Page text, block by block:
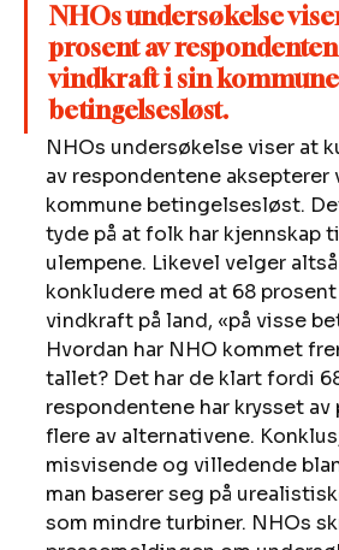
NHOs undersøkelse
prosent av
vindkraft i sin kommune
betingelsesløst.
NHOs undersøkelse viser at
av respondentene aksepterer
kommune betingelsesløst.
tyde på at folk har kjennskap
ulempene. Likevel velger
konkludere med at 68
vindkraft på land, «på visse
Hvordan har NHO kommet
tallet? Det har de klart fordi
respondentene har krysset
flere av alternativene.
misvisende og villedende
man baserer seg på
som mindre turbiner. NHOs